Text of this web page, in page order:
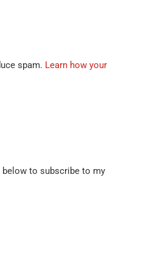
spam. Learn how your
below to subscribe to my